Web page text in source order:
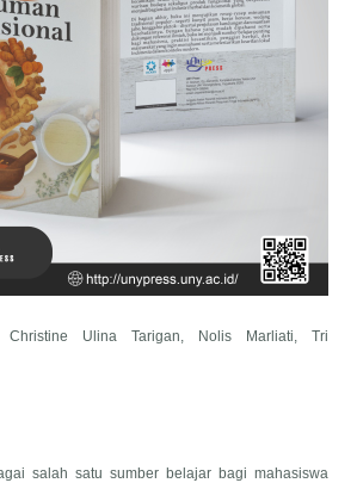
Christine Ulina Tarigan, Nolis Marliati, Tri
salah satu sumber belajar bagi mahasiswa